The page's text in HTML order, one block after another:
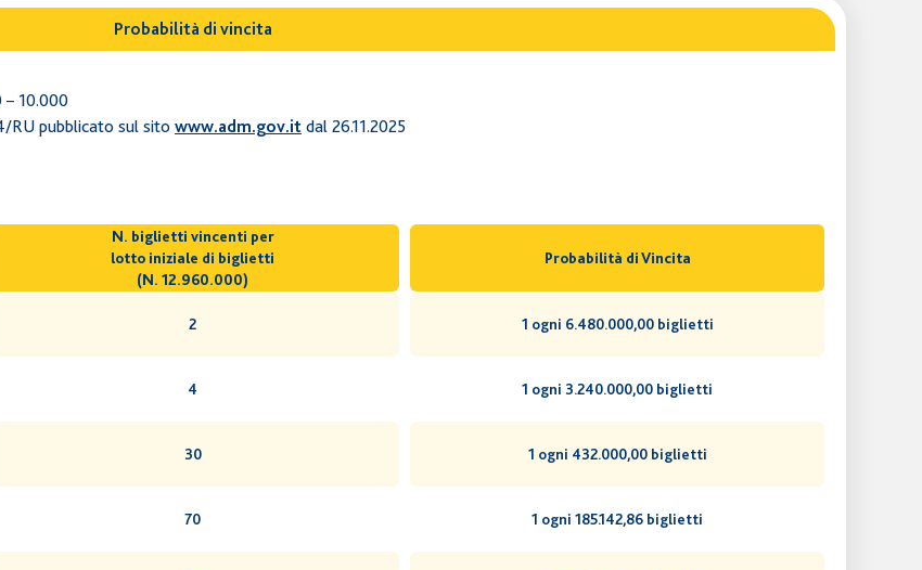
Probabilità di vincita
– 10.000
RU pubblicato sul sito www.adm.gov.it dal 26.11.2025
N. biglietti vincenti per
lotto iniziale di biglietti
(N. 12.960.000)
Probabilità di Vincita
2 1 ogni 6.480.000,00 biglietti
4 1 ogni 3.240.000,00 biglietti
30 1 ogni 432.000,00 biglietti
70 1 ogni 185.142,86 biglietti